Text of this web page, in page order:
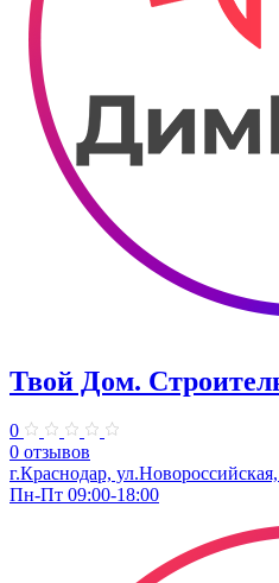
Твой Дом.
0
0 отзывов
г.Краснодар,
Пн-Пт 09:00-18:00